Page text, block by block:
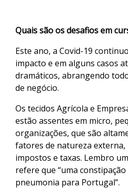
Quais são os desafios em
Este ano, a Covid-19
impacto e em alguns casos
dramáticos, abrangendo
de negócio.
Os tecidos Agrícola e
estão assentes em micro,
organizações, que são
fatores de natureza externa,
impostos e taxas. Lembro
refere que “uma
pneumonia para Portugal”.